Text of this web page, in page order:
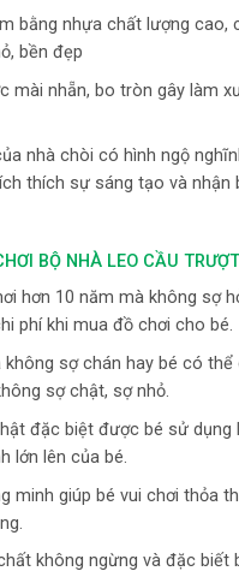
bằng nhựa chất lượng cao,
bền đẹp
mài nhẵn, bo tròn gây làm
nhà chòi có hình ngộ
thích sự sáng tạo và nhận
BỘ NHÀ LEO CẦU
hơn 10 năm mà không sợ
phí khi mua đồ chơi cho bé.
không sợ chán hay bé có thể
sợ chật, sợ nhỏ.
đặc biệt được bé sử dụng
lớn lên của bé.
minh giúp bé vui chơi thỏa
không ngừng và đặc biết